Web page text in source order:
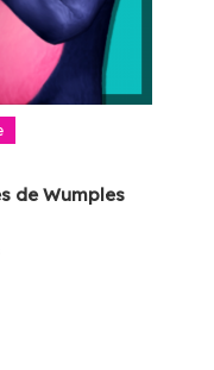
de Wumples